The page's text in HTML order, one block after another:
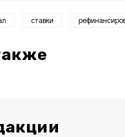
ставки